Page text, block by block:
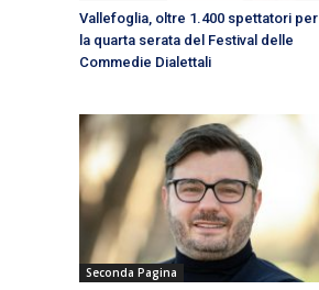
Vallefoglia, oltre 1.400 spettatori per
la quarta serata del Festival delle
Commedie Dialettali
Seconda Pagina